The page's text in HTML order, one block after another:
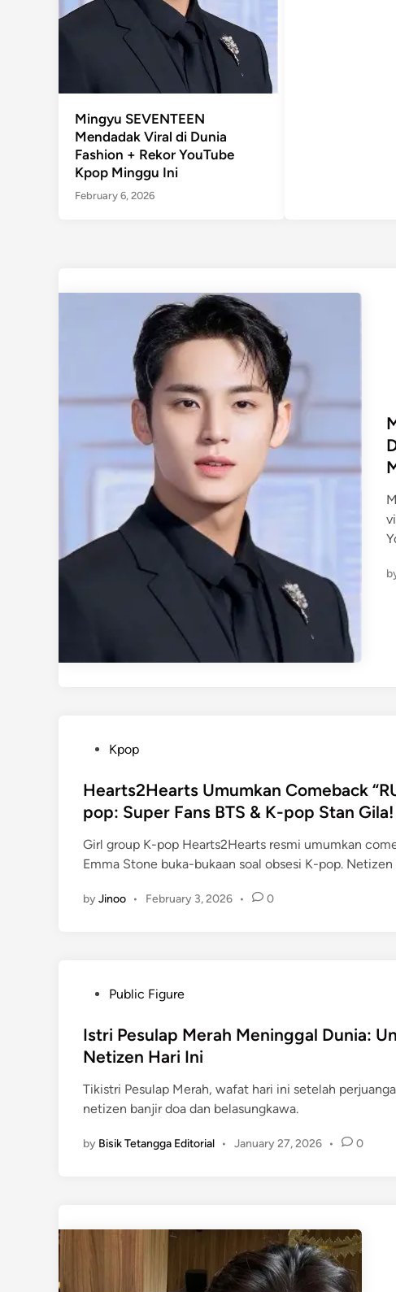
Mingyu SEVENTEEN
Mendadak Viral di Dunia
Fashion + Rekor YouTube
Kpop Minggu Ini
February 6, 2026
s
t
e
i
n
s
t
e
d
i
Kpop
Hearts2Hearts Umumkan Comeback
pop: Super Fans BTS & K-pop Stan Gila!
Girl group K-pop Hearts2Hearts resmi umumkan
Emma Stone buka-bukaan soal obsesi K-pop.
byJinoo • February 3, 2026 • 0
s
t
d
i
Public Figure
Istri Pesulap Merah Meninggal Dunia:
Netizen Hari Ini
Tikistri Pesulap Merah, wafat hari ini setelah
netizen banjir doa dan belasungkawa.
by Bisik Tetangga Editorial • January 27, 2026 • 0